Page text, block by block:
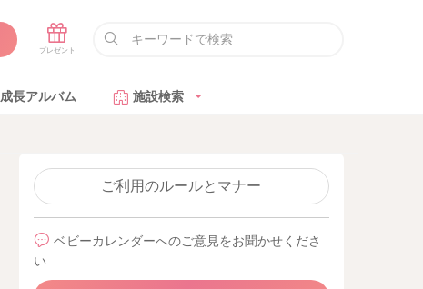
成長アルバム 施設検索
ご利用のルールとマナー
ベビーカレンダーへのご意見をお聞かせくださ
い